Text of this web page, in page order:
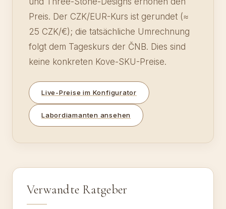
Preis. Der CZK/EUR-Kurs ist gerundet (≈
25 CZK/€); die tatsächliche Umrechnung
folgt dem Tageskurs der ČNB. Dies sind
keine konkreten Kove-SKU-Preise.
Live-Preise im Konfigurator
Labordiamanten ansehen
Verwandte Ratgeber